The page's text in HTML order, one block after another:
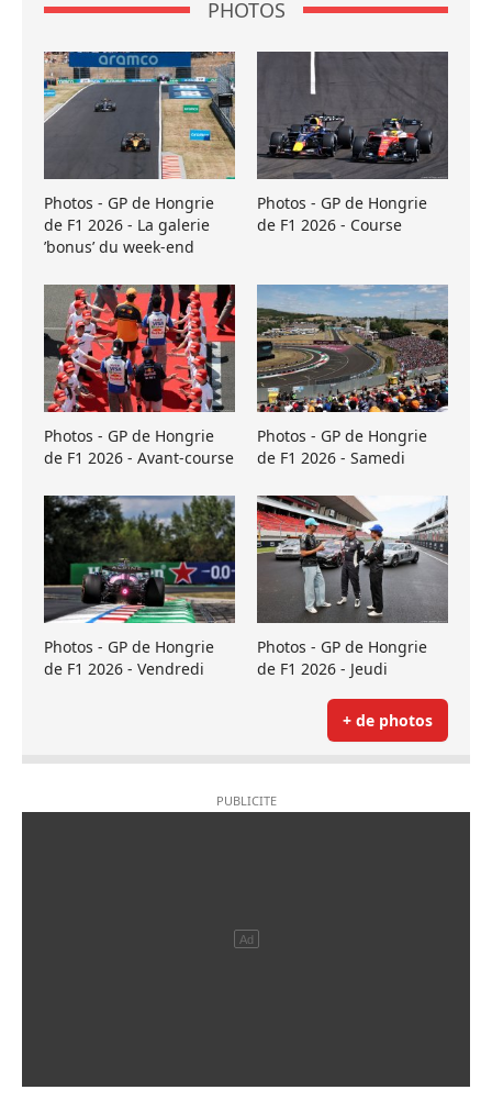
PHOTOS
Photos - GP de Hongrie
de F1 2026 - La galerie
’bonus’ du week-end
Photos - GP de Hongrie
de F1 2026 - Course
Photos - GP de Hongrie
de F1 2026 - Avant-course
Photos - GP de Hongrie
de F1 2026 - Samedi
Photos - GP de Hongrie
de F1 2026 - Vendredi
Photos - GP de Hongrie
de F1 2026 - Jeudi
+ de photos